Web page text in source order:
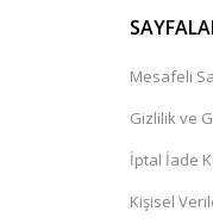
Mesafeli
Gizlilik ve
İptal İade
Kişisel